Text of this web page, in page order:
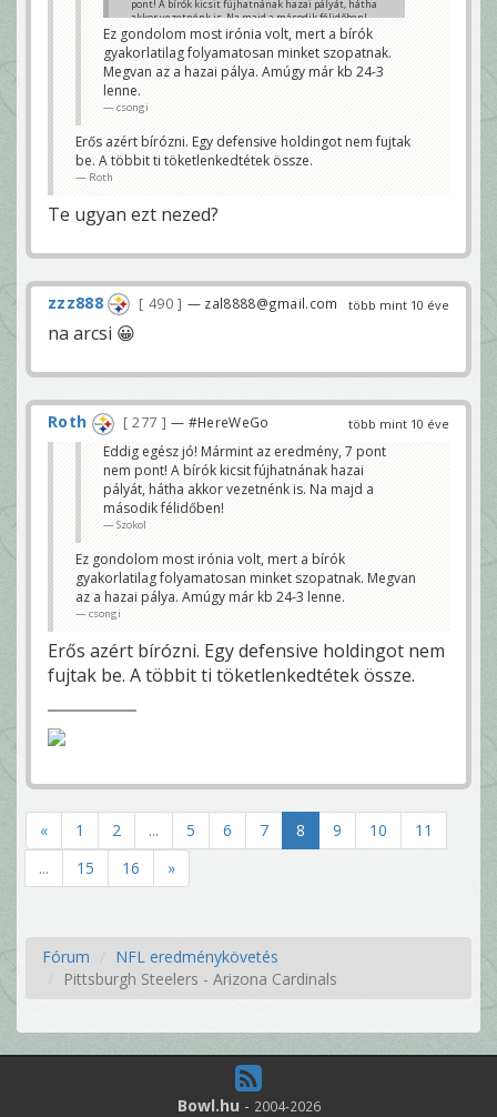
pont! A bírók kicsit fújhatnának hazai pályát, hátha
akkor vezetnénk is. Na majd a második félidőben!
Szokol
Ez gondolom most irónia volt, mert a bírók
gyakorlatilag folyamatosan minket szopatnak.
Megvan az a hazai pálya. Amúgy már kb 24-3
lenne.
csongi
Erős azért bírózni. Egy defensive holdingot nem fujtak
be. A többit ti töketlenkedtétek össze.
Roth
Te ugyan ezt nezed?
több mint 10 éve
zzz888 490 — zal8888@gmail.com
na arcsi 😀
több mint 10 éve
Roth 277 — #HereWeGo
Eddig egész jó! Mármint az eredmény, 7 pont
nem pont! A bírók kicsit fújhatnának hazai
pályát, hátha akkor vezetnénk is. Na majd a
második félidőben!
Szokol
Ez gondolom most irónia volt, mert a bírók
gyakorlatilag folyamatosan minket szopatnak. Megvan
az a hazai pálya. Amúgy már kb 24-3 lenne.
csongi
Erős azért bírózni. Egy defensive holdingot nem
fujtak be. A többit ti töketlenkedtétek össze.
« 1 2 ... 5 6 7 8 9 10
11
...
15 16 »
Fórum
NFL eredménykövetés
Pittsburgh Steelers - Arizona Cardinals
Bowl.hu - 2004-2026